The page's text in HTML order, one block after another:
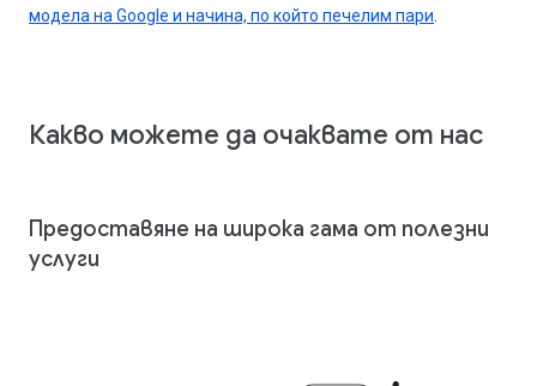
модела на Google и начина, по който печелим пари
Какво можете да очаквате от нас
Предоставяне на широка гама от полезни
услуги